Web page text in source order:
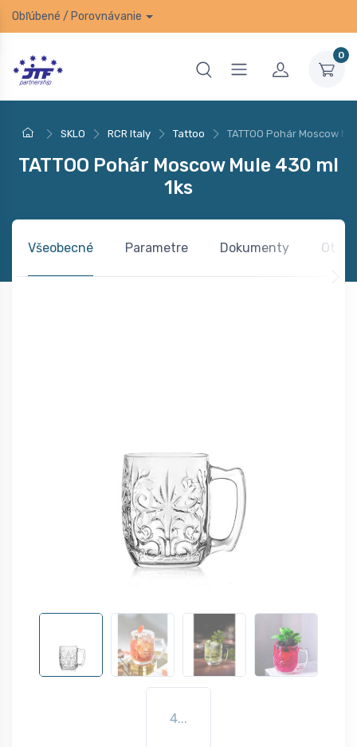
Obľúbené / Porovnávanie
0
SKLO RCR Italy Tattoo TATTOO Pohár Moscow
TATTOO Pohár Moscow Mule 430 ml
1ks
Všeobecné Parametre Dokumenty
4...